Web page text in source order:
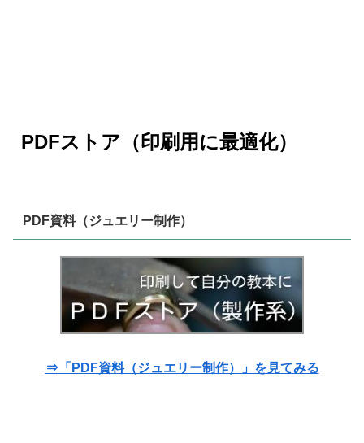
PDFストア（印刷用に最適化）
PDF資料（ジュエリー制作）
⇒「PDF資料（ジュエリー制作）」を見てみる